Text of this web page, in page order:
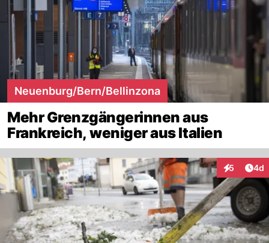
Neuenburg/Bern/Bellinzona
Mehr Grenzgängerinnen aus
Frankreich, weniger aus Italien
5 4d